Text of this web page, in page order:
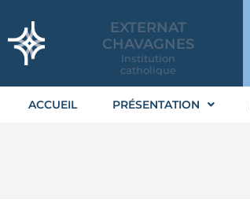
EXTERNAT
CHAVAGNES
Institution
catholique
ACCUEIL PRÉSENTATION